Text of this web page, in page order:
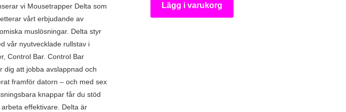
vi Mousetrapper Delta som
vårt erbjudande av
muslösningar. Delta styr
vår nyutvecklade rullstav i
Control Bar. Control Bar
dig att jobba avslappnad och
framför datorn – och med sex
knappar får du stöd
effektivare. Delta är
Lägg i varukorg